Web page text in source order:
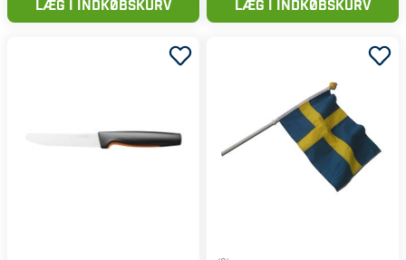
LÆG I INDKØBSKURV LÆG I INDKØBSKURV